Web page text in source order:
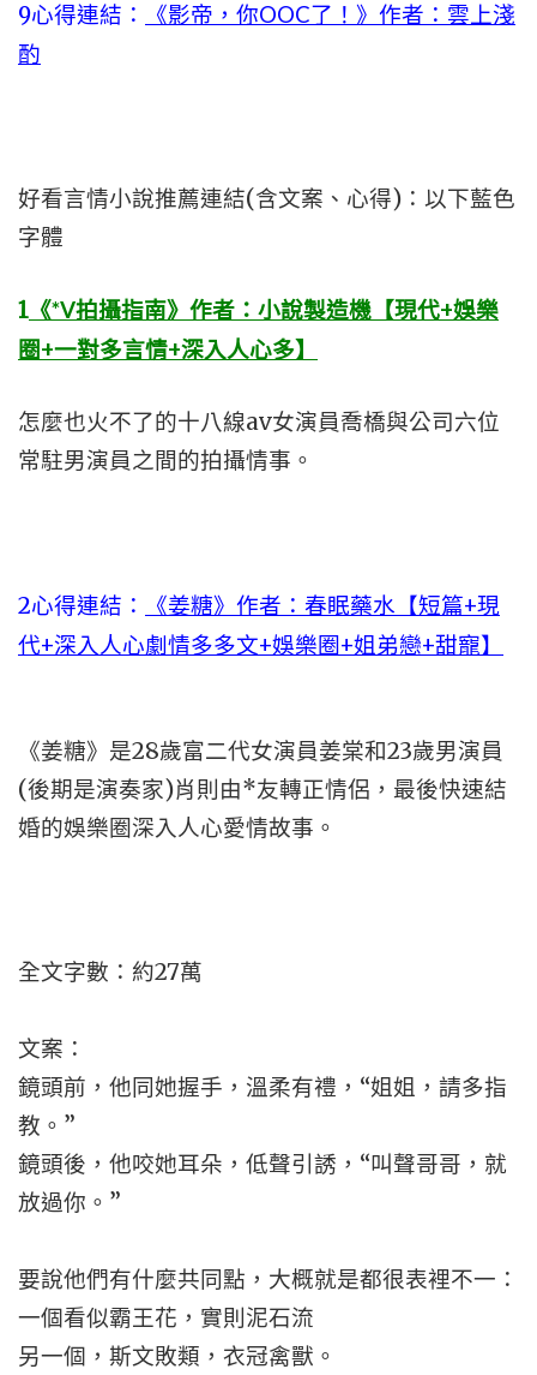
9心得連結：
《影帝，你OOC了！》作者：雲上淺
酌
好看言情小說推薦連結(含文案、心得)：以下藍色
字體
1 《*V拍攝指南》作者：小說製造機【現代+娛樂
圈+一對多言情+深入人心多】
怎麼也火不了的十八線av女演員喬橋與公司六位
常駐男演員之間的拍攝情事。
2心得連結：
《姜糖》作者：春眠藥水【短篇+現
代+深入人心劇情多多文+娛樂圈+姐弟戀+甜寵】
《姜糖》是28歲富二代女演員姜棠和23歲男演員
(後期是演奏家)肖則由*友轉正情侶，最後快速結
婚的娛樂圈深入人心愛情故事。
全文字數：約27萬
文案：
鏡頭前，他同她握手，溫柔有禮，“姐姐，請多指
教。”
鏡頭後，他咬她耳朵，低聲引誘，“叫聲哥哥，就
放過你。”
要說他們有什麼共同點，大概就是都很表裡不一：
一個看似霸王花，實則泥石流
另一個，斯文敗類，衣冠禽獸。